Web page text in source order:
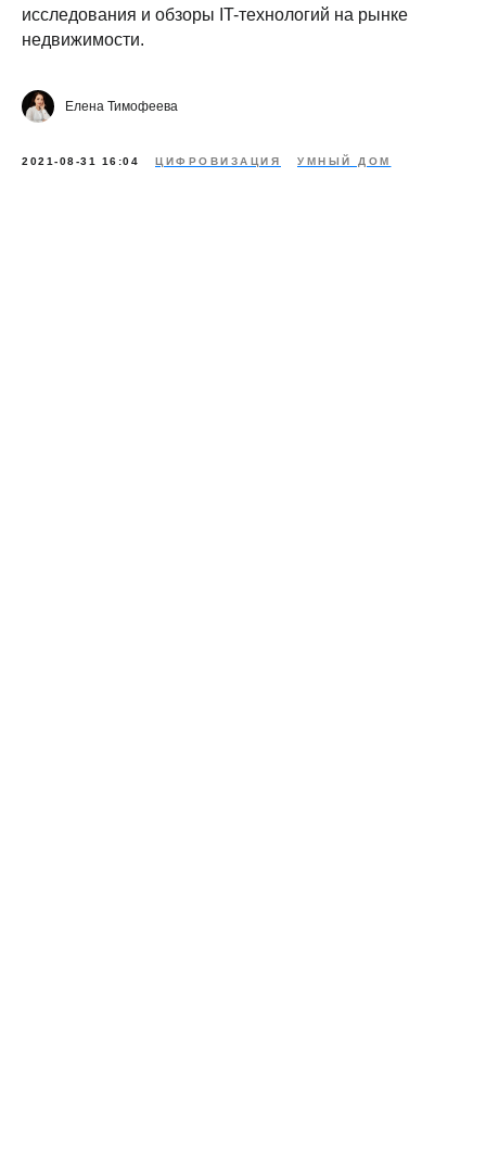
исследования и обзоры IT-технологий на рынке
недвижимости.
Елена Тимофеева
2021-08-31 16:04 ЦИФРОВИЗАЦИЯ УМНЫЙ ДОМ